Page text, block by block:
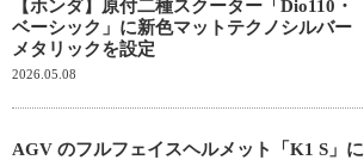
【ホンダ】原付二種スクーター「Dio110・
ベーシック」に新色マットテクノシルバー
メタリックを設定
2026.05.08
AGV のフルフェイスヘルメット「K1 S」に